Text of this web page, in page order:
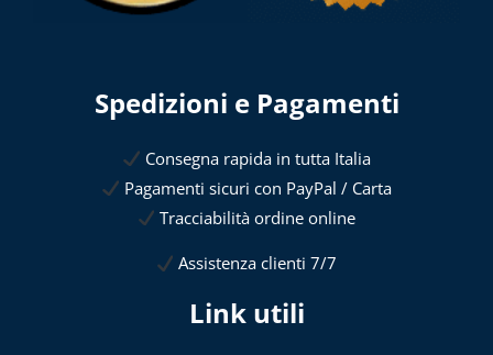
Spedizioni e Pagamenti
Consegna rapida in tutta Italia
Pagamenti sicuri con PayPal / Carta
Tracciabilità ordine online
Assistenza clienti 7/7
Link utili